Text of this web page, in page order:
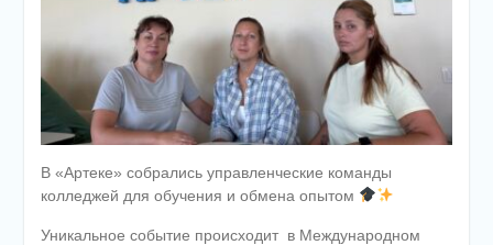
В «Артеке» собрались управленческие команды
колледжей для обучения и обмена опытом
Уникальное событие происходит в Международном